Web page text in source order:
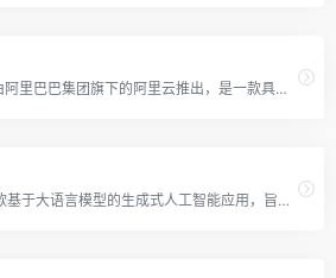
阿里通义千问，由阿里巴巴集团旗下的阿里云推出，是一款具有划时代意义的大型预训练语言模型。该模型以"通义"为名，取自《汉书》中的“天地之常经，古今之通义也”，象征着普遍适用的道理与法则。通义千问在参数规模上达到了10万亿，成为世界首个突破此量级的AI大模型，展现了其在自然语言处理（Natural Language Processing, NLP）领域的雄厚实力。
比格AI PPT是一款基于大语言模型的生成式人工智能应用，旨在帮助用户快速高效地制作演示文稿。